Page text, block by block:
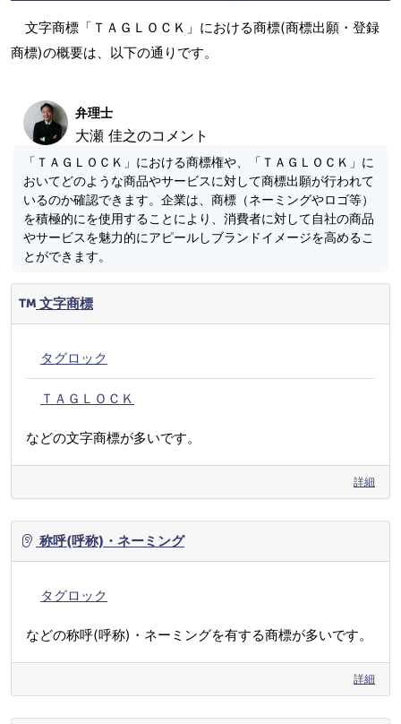
文字商標「ＴＡＧＬＯＣＫ」における商標(商標出願・登録
商標)の概要は、以下の通りです。
弁理士
大瀬 佳之のコメント
「ＴＡＧＬＯＣＫ」における商標権や、「ＴＡＧＬＯＣＫ」に
おいてどのような商品やサービスに対して商標出願が行われて
いるのか確認できます。企業は、商標（ネーミングやロゴ等）
を積極的にを使用することにより、消費者に対して自社の商品
やサービスを魅力的にアピールしブランドイメージを高めるこ
とができます。
文字商標
タグロック
ＴＡＧＬＯＣＫ
などの文字商標が多いです。
詳細
称呼(呼称)・ネーミング
タグロック
などの称呼(呼称)・ネーミングを有する商標が多いです。
詳細